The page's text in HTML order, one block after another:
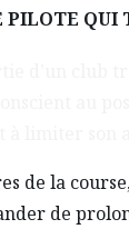
PILOTE QUI
de la
de